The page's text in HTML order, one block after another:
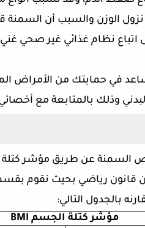
الوزن والسبب أن السمنة
اتباع نظام غذائي غير صحي
في حمايتك من الأمراض
وذلك بالمتابعة مع أخصائي
السمنة عن طريق مؤشر
قانون رياضي بحيث نقوم
بالجدول التالي:
مؤشر كتلة الجسم BMI